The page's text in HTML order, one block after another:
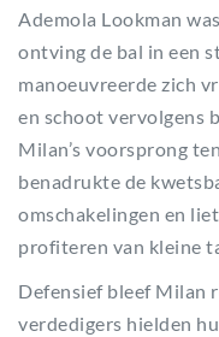
Ademola Lookman
ontving de bal in een
manoeuvreerde zich
en schoot vervolgens
Milan’s voorsprong
benadrukte de
omschakelingen en
profiteren van kleine
Defensief bleef Milan
verdedigers hielden